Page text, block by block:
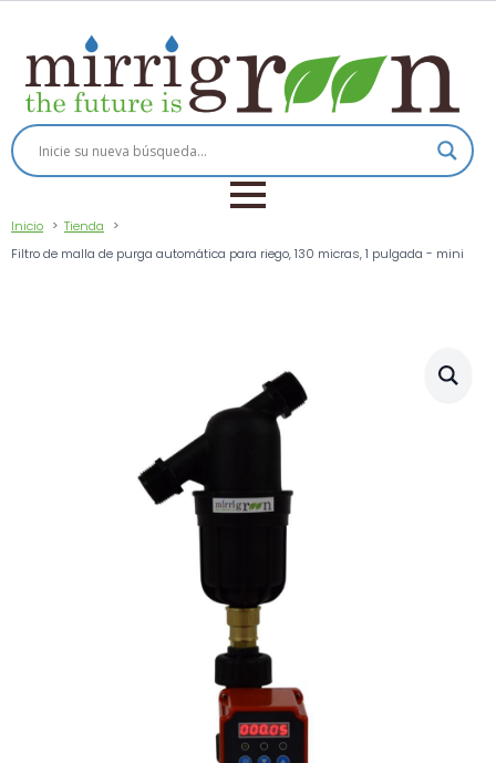
Inicio
Tienda
Filtro de malla de purga automática para riego, 130 micras, 1 pulgada - mini